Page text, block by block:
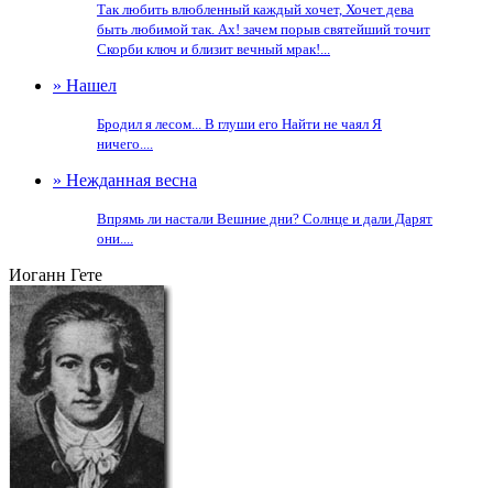
Так любить влюбленный каждый хочет, Хочет дева
быть любимой так. Ах! зачем порыв святейший точит
Скорби ключ и близит вечный мрак!...
» Нашел
Бродил я лесом... В глуши его Найти не чаял Я
ничего....
» Нежданная весна
Впрямь ли настали Вешние дни? Солнце и дали Дарят
они....
Иоганн Гете